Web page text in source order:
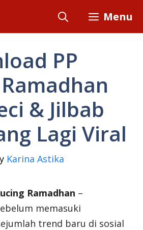
Menu
PP
& Jilbab
Lagi Viral
Karina Astika
Ramadhan –
memasuki
trend baru di sosial